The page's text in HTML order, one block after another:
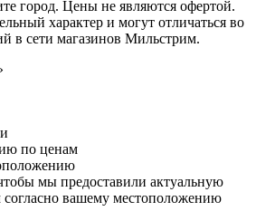
город. Цены не являются офертой.
характер и могут отличаться во
в сети магазинов Мильстрим.
по ценам
мы предоставили актуальную
вашему местоположению